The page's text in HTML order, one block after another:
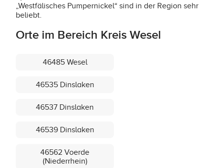
„Westfälisches Pumpernickel“ sind in der Region sehr
beliebt.
Orte im Bereich Kreis Wesel
46485 Wesel
46535 Dinslaken
46537 Dinslaken
46539 Dinslaken
46562 Voerde
(Niederrhein)